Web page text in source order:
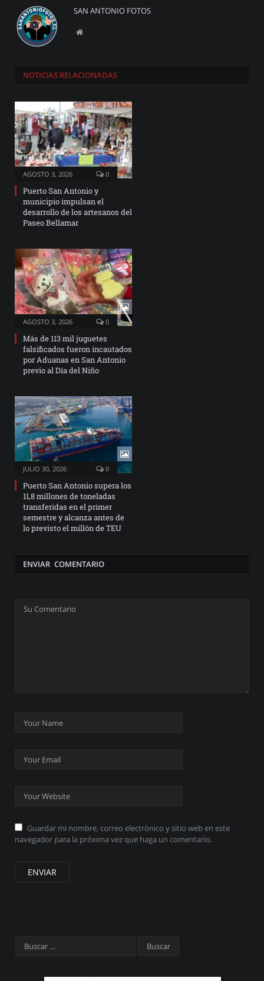
SAN ANTONIO FOTOS
Website
NOTICIAS RELACIONADAS
AGOSTO 3, 2026 0
Puerto San Antonio y
municipio impulsan el
desarrollo de los artesanos del
Paseo Bellamar
AGOSTO 3, 2026 0
Más de 113 mil juguetes
falsificados fueron incautados
por Aduanas en San Antonio
previo al Día del Niño
JULIO 30, 2026 0
Puerto San Antonio supera los
11,8 millones de toneladas
transferidas en el primer
semestre y alcanza antes de
lo previsto el millón de TEU
ENVIAR COMENTARIO
Guardar mi nombre, correo electrónico y sitio web en este
navegador para la próxima vez que haga un comentario.